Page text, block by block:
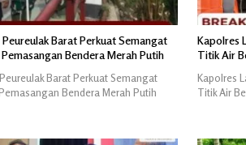
Barat Perkuat Semangat
Bendera Merah Putih
Barat Perkuat Semangat
Bendera Merah Putih
Kapolres
Titik Air
Kapolres
Titik Air